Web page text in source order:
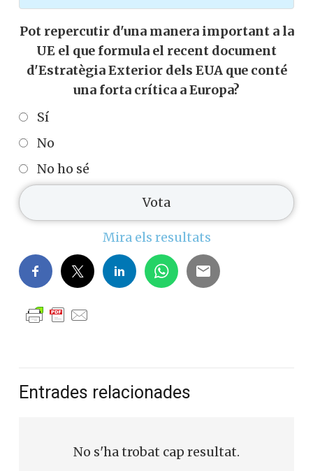
Pot repercutir d'una manera important a la
UE el que formula el recent document
d'Estratègia Exterior dels EUA que conté
una forta crítica a Europa?
Sí
No
No ho sé
Mira els resultats
Entrades relacionades
No s'ha trobat cap resultat.